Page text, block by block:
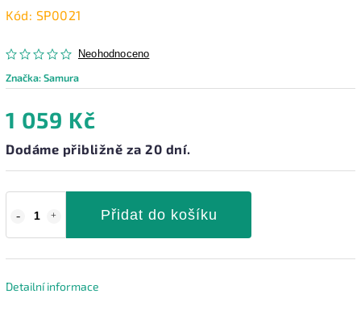
Kód: SP0021
Neohodnoceno
Značka:Samura
1 059 Kč
Dodáme přibližně za 20 dní.
Přidat do košíku
Detailní informace